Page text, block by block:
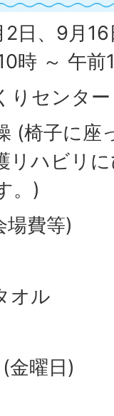
2日、9月
時 ～ 午前
りセンタ
(椅子に
リハビリ
。)
場費等)
オル
金曜日)